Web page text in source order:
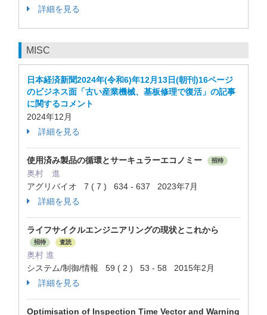
詳細を見る
MISC
日本経済新聞2024年(令和6)年12月13日(朝刊)16ページ
のビジネス面「古い産業機械、基板修理で復活」の記事
に関するコメント
2024年12月
詳細を見る
使用済み製品の循環とサーキュラーエコノミー 招待
奥村 進
アグリバイオ 7 ( 7 ) 634 - 637 2023年7月
詳細を見る
ライフサイクルエンジニアリングの現状とこれから
招待 査読
奥村 進
システム/制御/情報 59 ( 2 ) 53 - 58 2015年2月
詳細を見る
Optimisation of Inspection Time Vector and Warning